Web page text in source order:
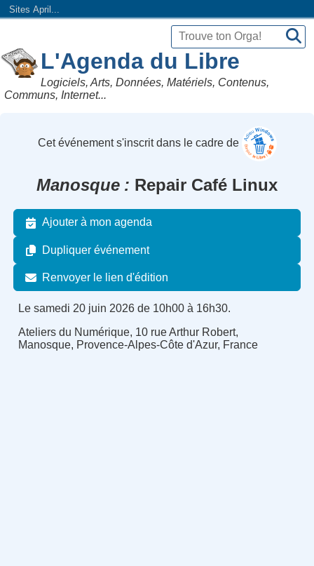
Sites April...
L'Agenda du Libre
Logiciels, Arts, Données, Matériels, Contenus,
Communs, Internet...
Cet événement s'inscrit dans le cadre de
Manosque Repair Café Linux
Ajouter à mon agenda
Dupliquer événement
Renvoyer le lien d'édition
Le samedi 20 juin 2026 de 10h00 à 16h30.
Ateliers du Numérique, 10 rue Arthur Robert,
Manosque, Provence-Alpes-Côte d'Azur, France